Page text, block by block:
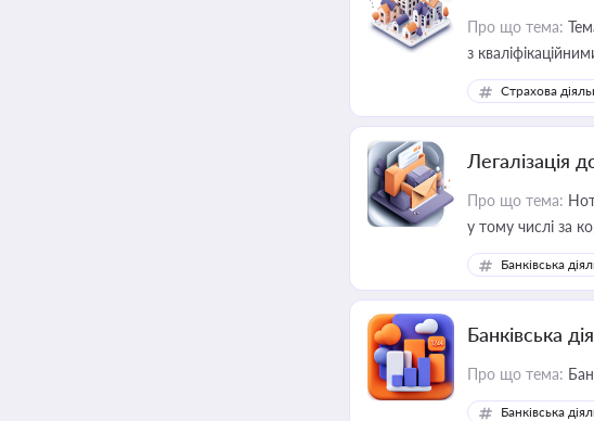
Про що тема:
з
медійних змін у
приватизації,
Страхова
Легалізація
Про що тема:
у тому числі за
ризиків
Банківська
Банківська
Про що тема:
Банківська